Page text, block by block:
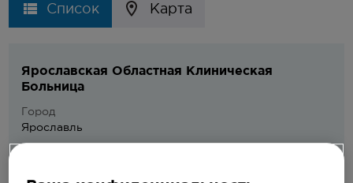
Список Карта
Ярославская Областная Клиническая
Больница
Город
Ярославль